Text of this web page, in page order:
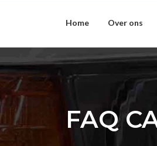
Home Over ons
FAQ